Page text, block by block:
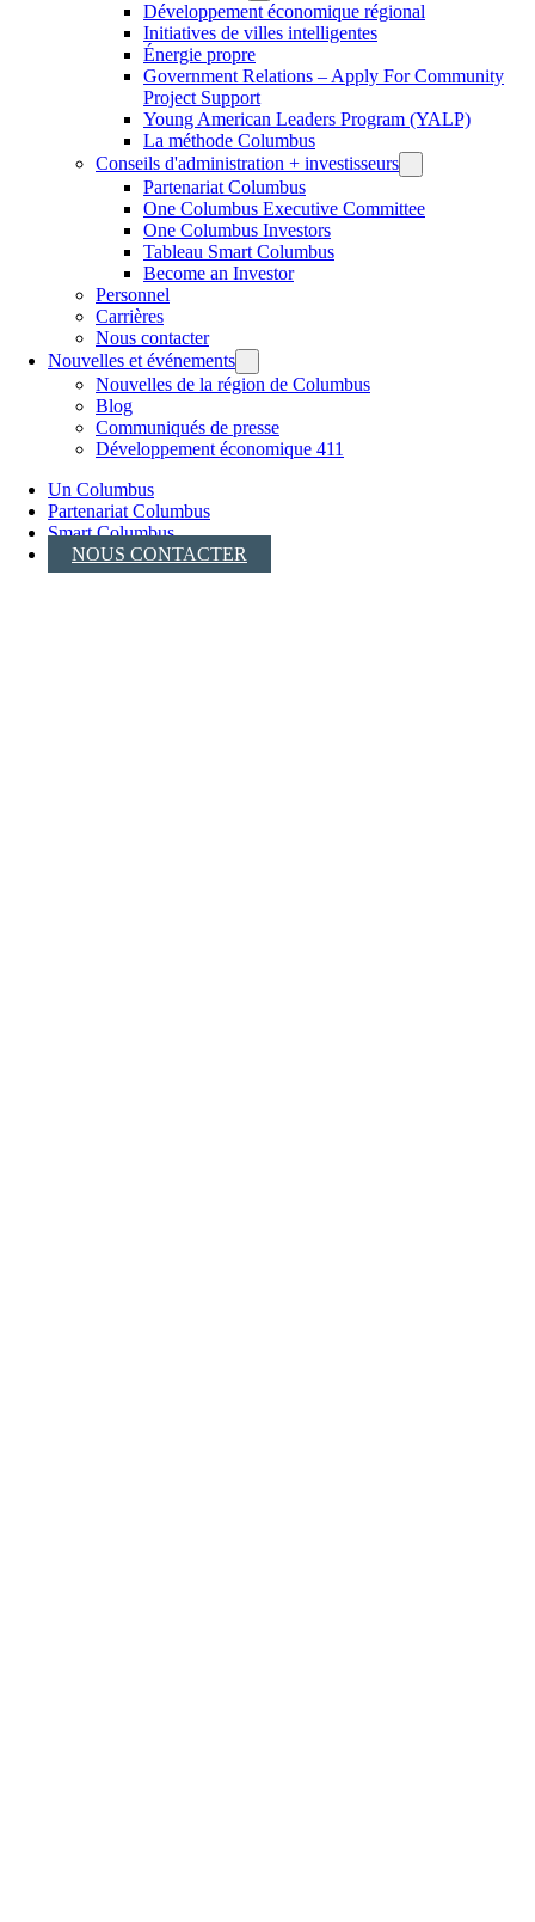
Développement économique régional
Initiatives de villes intelligentes
Énergie propre
Government Relations – Apply For Community
Project Support
Young American Leaders Program (YALP)
La méthode Columbus
Conseils d'administration + investisseurs
Partenariat Columbus
One Columbus Executive Committee
One Columbus Investors
Tableau Smart Columbus
Become an Investor
Personnel
Carrières
Nous contacter
Nouvelles et événements
Nouvelles de la région de Columbus
Blog
Communiqués de presse
Développement économique 411
Un Columbus
Partenariat Columbus
Smart Columbus
NOUS CONTACTER